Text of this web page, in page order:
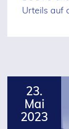
Urteils auf
23.
Mai
2023